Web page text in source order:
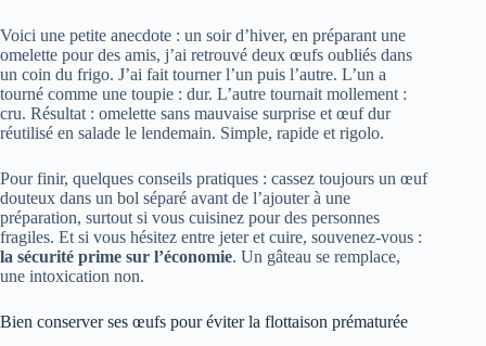
Voici une petite anecdote : un soir d’hiver, en préparant une
omelette pour des amis, j’ai retrouvé deux œufs oubliés dans
un coin du frigo. J’ai fait tourner l’un puis l’autre. L’un a
tourné comme une toupie : dur. L’autre tournait mollement :
cru. Résultat : omelette sans mauvaise surprise et œuf dur
réutilisé en salade le lendemain. Simple, rapide et rigolo.
Pour finir, quelques conseils pratiques : cassez toujours un œuf
douteux dans un bol séparé avant de l’ajouter à une
préparation, surtout si vous cuisinez pour des personnes
fragiles. Et si vous hésitez entre jeter et cuire, souvenez‑vous :
la sécurité prime sur l’économie. Un gâteau se remplace,
une intoxication non.
Bien conserver ses œufs pour éviter la flottaison prématurée